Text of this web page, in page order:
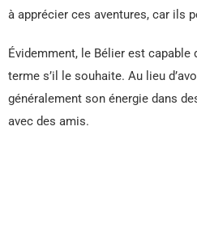
à apprécier ces aventures, car ils
Évidemment, le Bélier est capable
terme s’il le souhaite. Au lieu
généralement son énergie dans
avec des amis.